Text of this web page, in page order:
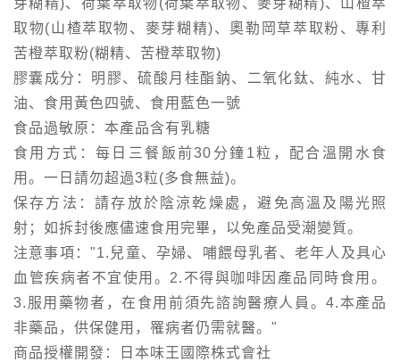
取物(山楂萃取物、麥芽糊精)、奧勒岡草萃取粉、專利
苦橙萃取粉(糊精、苦橙萃取物)
膠囊成分：明膠、硫酸月桂酯鈉、二氧化鈦、純水、甘
油、食用黃色四號、食用藍色一號
食品過敏原：本產品含有乳糖
食用方式：每日三餐飯前30分鐘1粒，配合溫開水食
用。一日請勿超過3粒(多食無益)。
保存方法：請存放於陰涼乾燥處，避免高溫及陽光照
射；如拆封後應儘速食用完畢，以免產品受潮變質。
注意事項："1.兒童、孕婦、哺餵母乳者、老年人及具心
血管疾病者不宜使用。2.不得與咖啡因產品同時食用。
3.服用藥物者，在食用前須先諮詢醫療人員。4.本產品
非藥品，供保健用，罹病者仍需就醫。"
商品授權開發：日本味王國際株式會社